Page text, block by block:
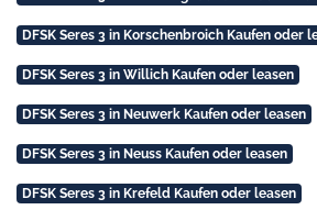
DFSK Seres 3 in Korschenbroich Kaufen oder
DFSK Seres 3 in Willich Kaufen oder leasen
DFSK Seres 3 in Neuwerk Kaufen oder leasen
DFSK Seres 3 in Neuss Kaufen oder leasen
DFSK Seres 3 in Krefeld Kaufen oder leasen